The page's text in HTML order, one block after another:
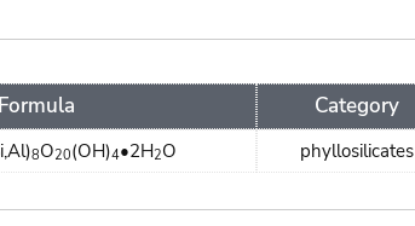
Formula Category
8O20(OH)4•2H2O phyllosilicates